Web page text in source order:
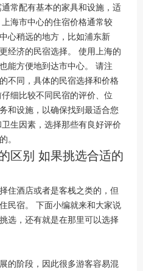
常配有基本的家具和设施，适
海市中心的住宿价格通常较
心稍远的地方，比如浦东新
经济的民宿选择。 使用上海的
能方便地到达市中心。 请注
不同，具体的民宿选择和价格
细比较不同民宿的评价、位
和设施，以确保找到最适合您
生因素，选择那些有良好评价
。
区别 如果挑选合适的
住酒店或者是客栈之类的，但
民宿。 下面小编就来和大家说
选，还有就是在那里可以选择
的阶段，因此很多游客容易混